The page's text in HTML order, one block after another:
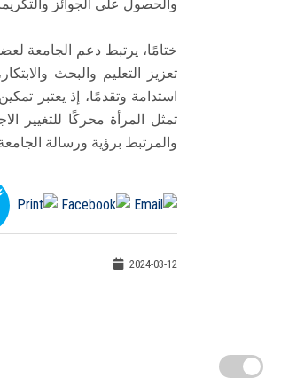
والحصول على الجوائز
ختامًا، يرتبط دعم الجامعة
تعزيز التعليم والبحث
استدامة وتقدمًا، إذ يعتبر
تمثل المرأة محركًا للتغيير
والمرتبط برؤية ورسالة
2024-03-12